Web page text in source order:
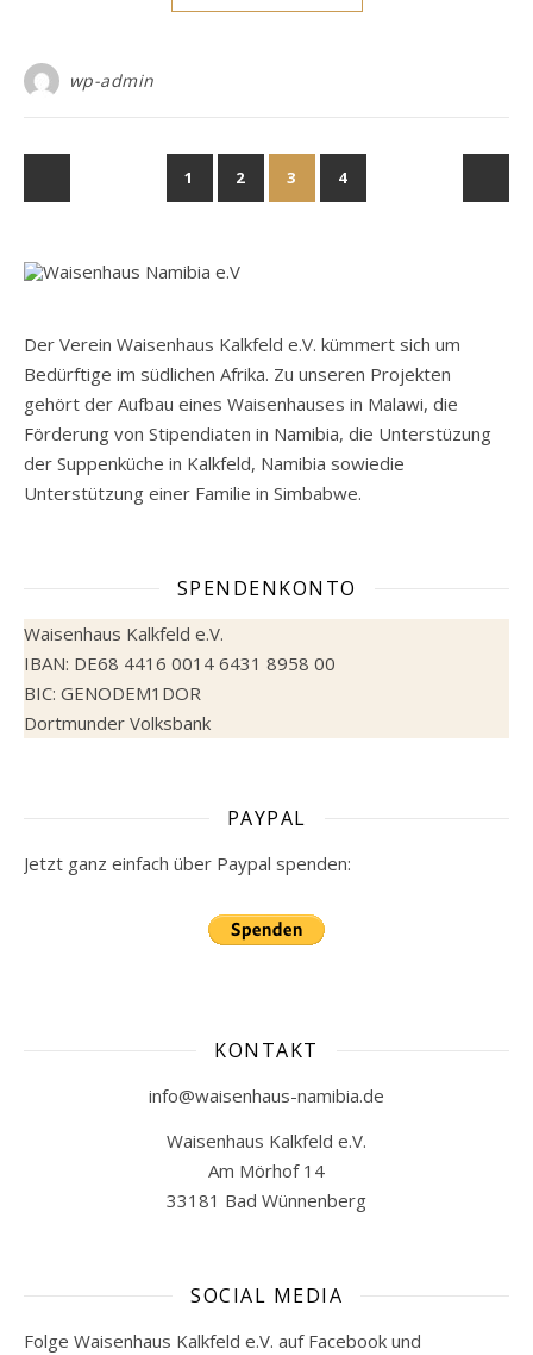
wp-admin
1 2 3 4
Der Verein Waisenhaus Kalkfeld e.V. kümmert sich um
Bedürftige im südlichen Afrika. Zu unseren Projekten
gehört der Aufbau eines Waisenhauses in Malawi, die
Förderung von Stipendiaten in Namibia, die Unterstüzung
der Suppenküche in Kalkfeld, Namibia sowiedie
Unterstützung einer Familie in Simbabwe.
SPENDENKONTO
Waisenhaus Kalkfeld e.V.
IBAN: DE68 4416 0014 6431 8958 00
BIC: GENODEM1DOR
Dortmunder Volksbank
PAYPAL
Jetzt ganz einfach über Paypal spenden:
KONTAKT
info@waisenhaus-namibia.de
Waisenhaus Kalkfeld e.V.
Am Mörhof 14
33181 Bad Wünnenberg
SOCIAL MEDIA
Folge Waisenhaus Kalkfeld e.V. auf Facebook und